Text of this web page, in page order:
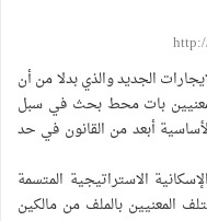
الجديد والذي بدلا من أن
بات محط بحث في سبل
أبعد من القانون في حد
الاستراتيجية المتسمة
المعنيين بالملف من مالكين